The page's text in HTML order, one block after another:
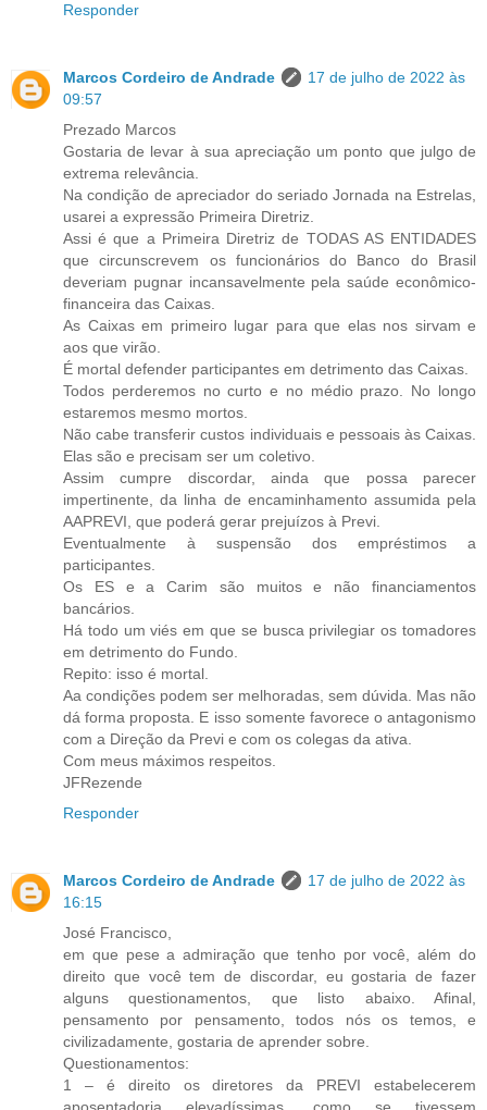
Responder
Marcos Cordeiro de Andrade
17 de julho de 2022 às
09:57
Prezado Marcos
Gostaria de levar à sua apreciação um ponto que julgo de
extrema relevância.
Na condição de apreciador do seriado Jornada na Estrelas,
usarei a expressão Primeira Diretriz.
Assi é que a Primeira Diretriz de TODAS AS ENTIDADES
que circunscrevem os funcionários do Banco do Brasil
deveriam pugnar incansavelmente pela saúde econômico-
financeira das Caixas.
As Caixas em primeiro lugar para que elas nos sirvam e
aos que virão.
É mortal defender participantes em detrimento das Caixas.
Todos perderemos no curto e no médio prazo. No longo
estaremos mesmo mortos.
Não cabe transferir custos individuais e pessoais às Caixas.
Elas são e precisam ser um coletivo.
Assim cumpre discordar, ainda que possa parecer
impertinente, da linha de encaminhamento assumida pela
AAPREVI, que poderá gerar prejuízos à Previ.
Eventualmente à suspensão dos empréstimos a
participantes.
Os ES e a Carim são muitos e não financiamentos
bancários.
Há todo um viés em que se busca privilegiar os tomadores
em detrimento do Fundo.
Repito: isso é mortal.
Aa condições podem ser melhoradas, sem dúvida. Mas não
dá forma proposta. E isso somente favorece o antagonismo
com a Direção da Previ e com os colegas da ativa.
Com meus máximos respeitos.
JFRezende
Responder
Marcos Cordeiro de Andrade
17 de julho de 2022 às
16:15
José Francisco,
em que pese a admiração que tenho por você, além do
direito que você tem de discordar, eu gostaria de fazer
alguns questionamentos, que listo abaixo. Afinal,
pensamento por pensamento, todos nós os temos, e
civilizadamente, gostaria de aprender sobre.
Questionamentos:
1 – é direito os diretores da PREVI estabelecerem